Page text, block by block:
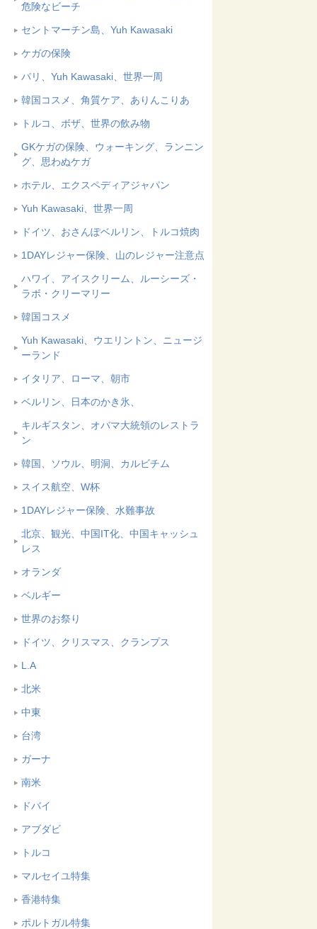
危険なビーチ
セントマーチン島、Yuh Kawasaki
ケガの保険
パリ、Yuh Kawasaki、世界一周
韓国コスメ、角質ケア、ありんこりあ
トルコ、ボザ、世界の飲み物
GKケガの保険、ウォーキング、ランニン
グ、思わぬケガ
ホテル、エクスペディアジャパン
Yuh Kawasaki、世界一周
ドイツ、おさんぽベルリン、トルコ焼肉
1DAYレジャー保険、山のレジャー注意点
ハワイ、アイスクリーム、ルーシーズ・
ラボ・クリーマリー
韓国コスメ
Yuh Kawasaki、ウエリントン、ニュージ
ーランド
イタリア、ローマ、朝市
ベルリン、日本のかき氷、
キルギスタン、オバマ大統領のレストラ
ン
韓国、ソウル、明洞、カルビチム
スイス航空、W杯
1DAYレジャー保険、水難事故
北京、観光、中国IT化、中国キャッシュ
レス
オランダ
ベルギー
世界のお祭り
ドイツ、クリスマス、クランプス
L.A
北米
中東
台湾
ガーナ
南米
ドバイ
アブダビ
トルコ
マルセイユ特集
香港特集
ポルトガル特集